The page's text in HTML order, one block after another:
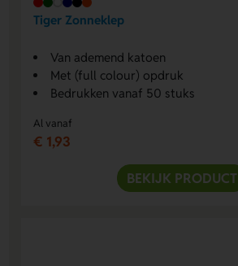
Tiger Zonneklep
Van ademend katoen
Met (full colour) opdruk
Bedrukken vanaf 50 stuks
Al vanaf
€ 1,93
BEKIJK PRODUCT